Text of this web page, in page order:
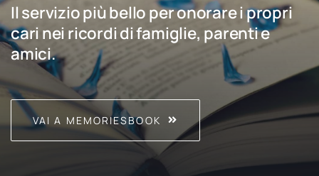
Il servizio più bello per onorare i propri
cari nei ricordi di famiglie, parenti e
amici.
VAI A MEMORIESBOOK